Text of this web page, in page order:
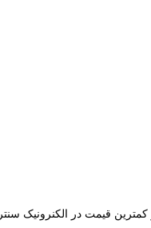
قیمت در الکنرونیک سنتر